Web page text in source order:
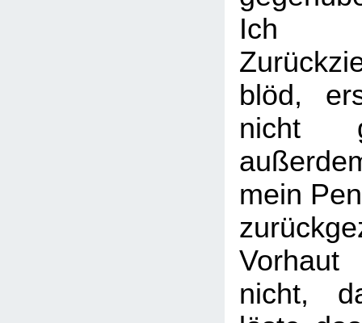
Ich
blöd,
nicht
mein
nicht,